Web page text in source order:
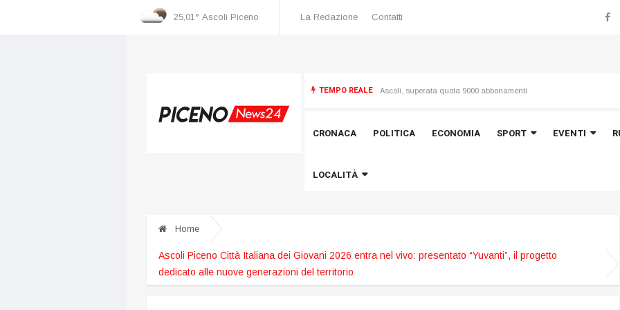
25,01° Ascoli Piceno La Redazione Contatti
TEMPO REALE
Incidente nella zona industriale, una persona ricoverata al “Torrette” Ascoli, superata quota 9000 abbonamenti
CRONACA POLITICA ECONOMIA SPORT EVENTI
LOCALITÀ
Home
Ascoli Piceno Città Italiana dei Giovani 2026 entra nel vivo: presentato “Yuvanti”, il progetto
dedicato alle nuove generazioni del territorio